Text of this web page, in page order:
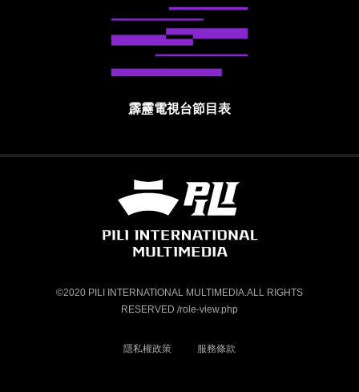
霹靂電視台節目表
霹靂國際多媒體股份有限公司 PILI
©2020 PILI INTERNATIONAL MULTIMEDIA.ALL RIGHTS
RESERVED /role-view.php
隱私權政策 服務條款